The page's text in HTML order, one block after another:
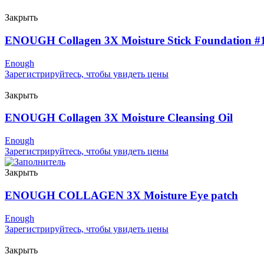
Закрыть
ENOUGH Collagen 3X Moisture Stick Foundation
Enough
Зарегистрируйтесь, чтобы увидеть цены
Закрыть
ENOUGH Collagen 3X Moisture Cleansing Oil
Enough
Зарегистрируйтесь, чтобы увидеть цены
Закрыть
ENOUGH COLLAGEN 3X Moisture Eye patch
Enough
Зарегистрируйтесь, чтобы увидеть цены
Закрыть